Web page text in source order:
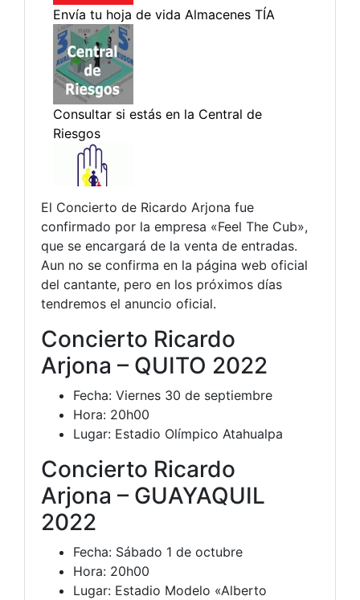
El Concierto de Ricardo Arjona fue
confirmado por la empresa «Feel The Cub»,
que se encargará de la venta de entradas.
Aun no se confirma en la página web oficial
del cantante, pero en los próximos días
tendremos el anuncio oficial.
Concierto Ricardo
Arjona – QUITO 2022
Fecha: Viernes 30 de septiembre
Hora: 20h00
Lugar: Estadio Olímpico Atahualpa
Concierto Ricardo
Arjona – GUAYAQUIL
2022
Fecha: Sábado 1 de octubre
Hora: 20h00
Lugar: Estadio Modelo «Alberto